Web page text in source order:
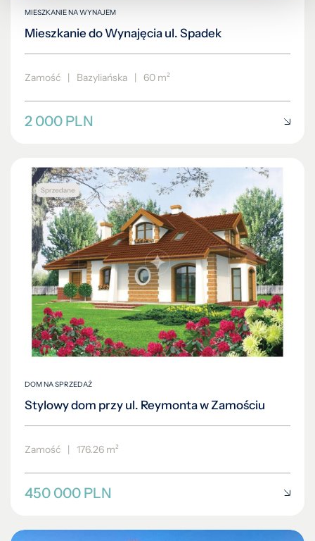
MIESZKANIE NA WYNAJEM
Mieszkanie do Wynajęcia ul. Spadek
Zamość | Bazyliańska | 60 m²
2 000 PLN
DOM NA SPRZEDAŻ
Stylowy dom przy ul. Reymonta w Zamościu
Zamość | 176.26 m²
450 000 PLN